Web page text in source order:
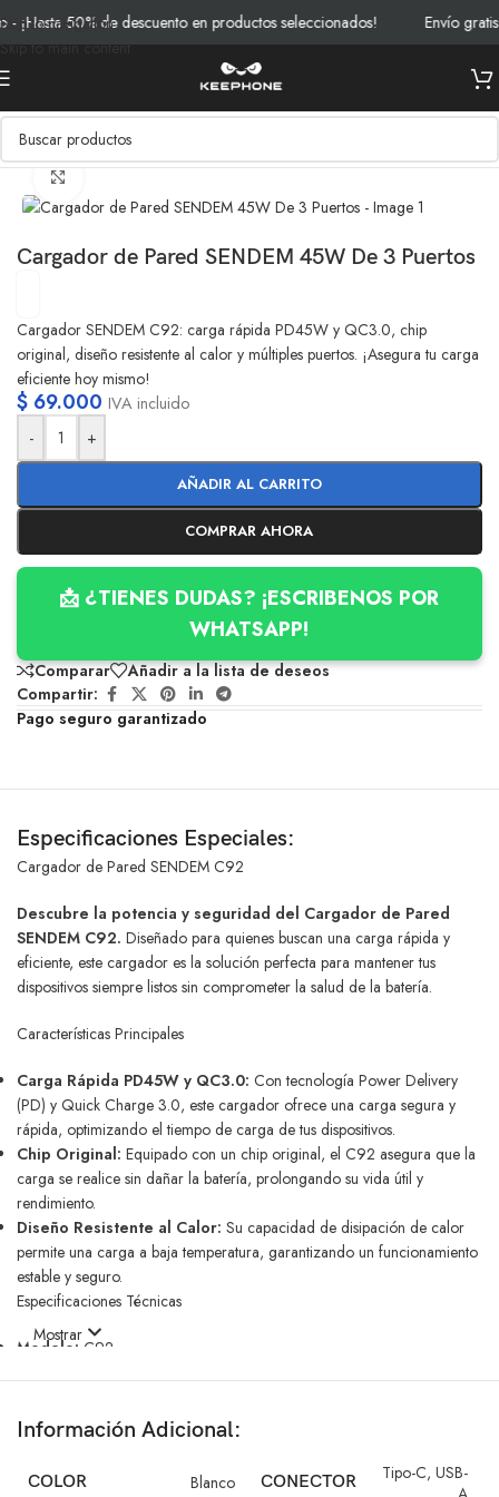
Skip to navigation
Skip to main content
50% de descuento en productos seleccionados! Envío gratis
Inicio/Productos/Cables y Cargadores
Cargador de Pared SENDEM 45W De 3 Puertos
Cargador SENDEM C92: carga rápida PD45W y QC3.0, chip
original, diseño resistente al calor y múltiples puertos. ¡Asegura tu carga
eficiente hoy mismo!
$ 69.000 IVA incluido
-
+
AÑADIR AL CARRITO
COMPRAR AHORA
📩 ¿TIENES DUDAS? ¡ESCRIBENOS POR
WHATSAPP!
Comparar
Añadir a la lista de deseos
Compartir:
Pago seguro garantizado
Especificaciones Especiales:
Cargador de Pared SENDEM C92
Descubre la potencia y seguridad del Cargador de Pared
SENDEM C92. Diseñado para quienes buscan una carga rápida y
eficiente, este cargador es la solución perfecta para mantener tus
dispositivos siempre listos sin comprometer la salud de la batería.
Características Principales
Carga Rápida PD45W y QC3.0: Con tecnología Power Delivery
(PD) y Quick Charge 3.0, este cargador ofrece una carga segura y
rápida, optimizando el tiempo de carga de tus dispositivos.
Chip Original: Equipado con un chip original, el C92 asegura que la
carga se realice sin dañar la batería, prolongando su vida útil y
rendimiento.
Diseño Resistente al Calor: Su capacidad de disipación de calor
permite una carga a baja temperatura, garantizando un funcionamiento
estable y seguro.
Especificaciones Técnicas
Modelo: C92
5V-3A
12V-2.08A
Mostrar
Información Adicional:
COLOR Blanco CONECTOR Tipo-C, USB-